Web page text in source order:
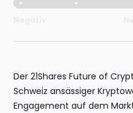
Der 21Shares Future of
Schweiz ansässiger
Engagement auf dem